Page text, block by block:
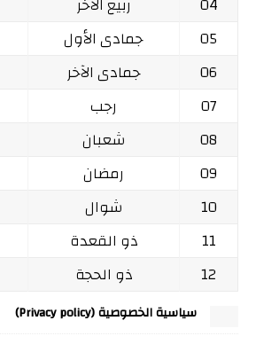
05
جمادى الأول
06
جمادى الآخر
07
رجب
08
شعبان
09
رمضان
10
شوال
11
ذو القعدة
12
ذو الحجة
سياسية الخصوصية (Privacy policy)